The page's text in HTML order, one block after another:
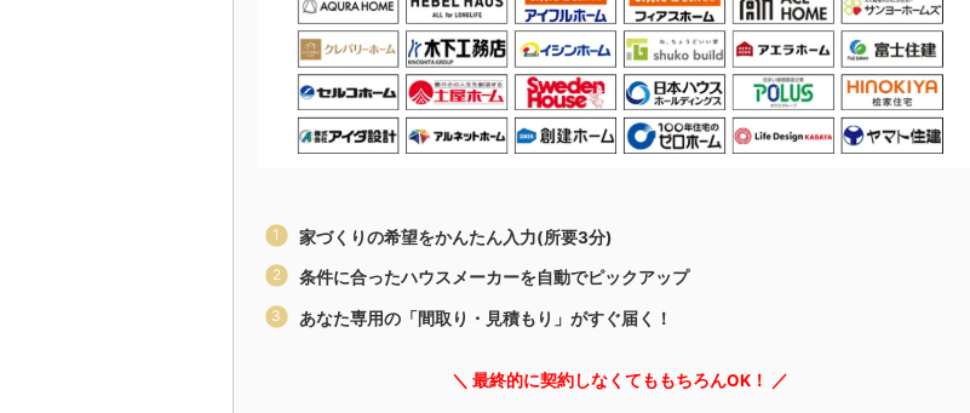
家づくりの希望をかんたん入力(所要3分)
条件に合ったハウスメーカーを自動でピックアップ
あなた専用の「間取り・見積もり」がすぐ届く！
＼ 最終的に契約しなくてももちろんOK！ ／